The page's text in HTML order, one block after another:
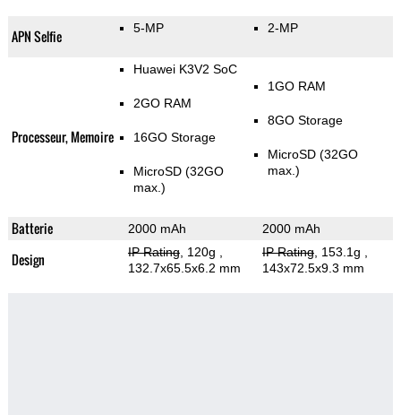
APN Selfie 5-MP 2-MP
Processeur, Memoire
Huawei K3V2 SoC
2GO RAM
16GO Storage
MicroSD (32GO
max.)
1GO RAM
8GO Storage
MicroSD (32GO
max.)
Batterie 2000 mAh 2000 mAh
Design IP Rating, 120g
132.7x65.5x6.2 mm
IP Rating, 153.1g
143x72.5x9.3 mm